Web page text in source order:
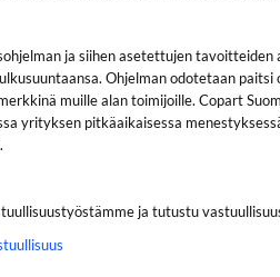
ja siihen asetettujen tavoitteiden
Ohjelman odotetaan paitsi
muille alan toimijoille. Copart
yrityksen pitkäaikaisessa
ja tutustu